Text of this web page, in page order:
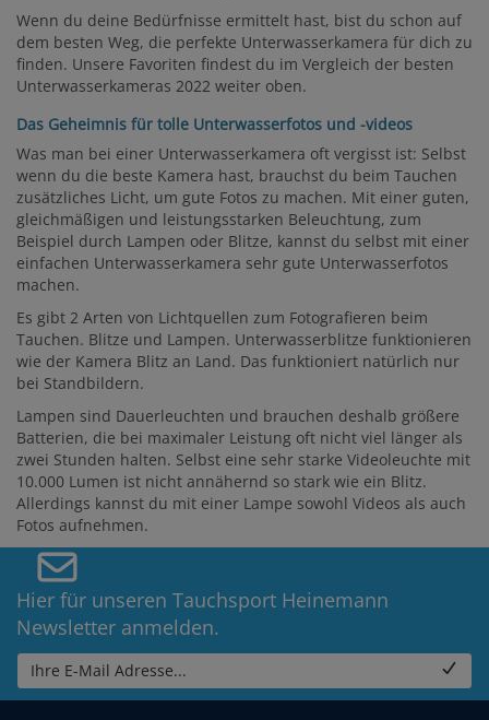
Wenn du deine Bedürfnisse ermittelt hast, bist du schon auf
dem besten Weg, die perfekte Unterwasserkamera für dich zu
finden. Unsere Favoriten findest du im Vergleich der besten
Unterwasserkameras 2022 weiter oben.
Das Geheimnis für tolle Unterwasserfotos und -videos
Was man bei einer Unterwasserkamera oft vergisst ist: Selbst
wenn du die beste Kamera hast, brauchst du beim Tauchen
zusätzliches Licht, um gute Fotos zu machen. Mit einer guten,
gleichmäßigen und leistungsstarken Beleuchtung, zum
Beispiel durch Lampen oder Blitze, kannst du selbst mit einer
einfachen Unterwasserkamera sehr gute Unterwasserfotos
machen.
Es gibt 2 Arten von Lichtquellen zum Fotografieren beim
Tauchen. Blitze und Lampen. Unterwasserblitze funktionieren
wie der Kamera Blitz an Land. Das funktioniert natürlich nur
bei Standbildern.
Lampen sind Dauerleuchten und brauchen deshalb größere
Batterien, die bei maximaler Leistung oft nicht viel länger als
zwei Stunden halten. Selbst eine sehr starke Videoleuchte mit
10.000 Lumen ist nicht annähernd so stark wie ein Blitz.
Allerdings kannst du mit einer Lampe sowohl Videos als auch
Fotos aufnehmen.
Hier für unseren Tauchsport Heinemann
Newsletter anmelden.
Ihre E-Mail Adresse...